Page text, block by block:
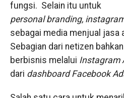
fungsi. Selain itu untuk
personal branding,
sebagai media menjual jasa
Sebagian dari netizen
berbisnis melalui Instagram
dari dashboard Facebook